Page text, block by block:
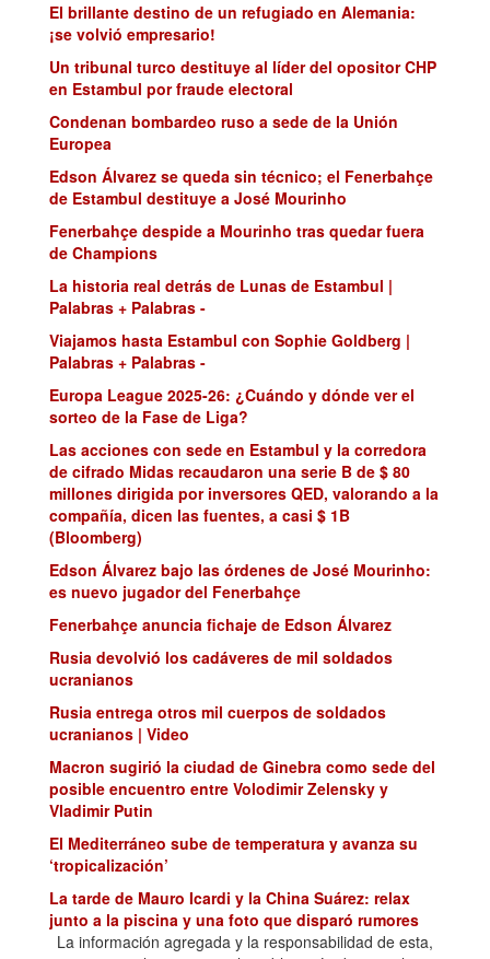
El brillante destino de un refugiado en Alemania:
¡se volvió empresario!
Un tribunal turco destituye al líder del opositor CHP
en Estambul por fraude electoral
Condenan bombardeo ruso a sede de la Unión
Europea
Edson Álvarez se queda sin técnico; el Fenerbahçe
de Estambul destituye a José Mourinho
Fenerbahçe despide a Mourinho tras quedar fuera
de Champions
La historia real detrás de Lunas de Estambul |
Palabras + Palabras -
Viajamos hasta Estambul con Sophie Goldberg |
Palabras + Palabras -
Europa League 2025-26: ¿Cuándo y dónde ver el
sorteo de la Fase de Liga?
Las acciones con sede en Estambul y la corredora
de cifrado Midas recaudaron una serie B de $ 80
millones dirigida por inversores QED, valorando a la
compañía, dicen las fuentes, a casi $ 1B
(Bloomberg)
Edson Álvarez bajo las órdenes de José Mourinho:
es nuevo jugador del Fenerbahçe
Fenerbahçe anuncia fichaje de Edson Álvarez
Rusia devolvió los cadáveres de mil soldados
ucranianos
Rusia entrega otros mil cuerpos de soldados
ucranianos | Video
Macron sugirió la ciudad de Ginebra como sede del
posible encuentro entre Volodimir Zelensky y
Vladimir Putin
El Mediterráneo sube de temperatura y avanza su
‘tropicalización’
La tarde de Mauro Icardi y la China Suárez: relax
junto a la piscina y una foto que disparó rumores
de embarazo
La información agregada y la responsabilidad de esta,